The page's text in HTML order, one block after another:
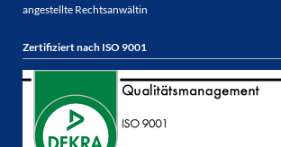
angestellte Rechtsanwältin
Zertifiziert nach ISO 9001